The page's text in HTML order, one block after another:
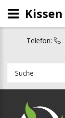
Telefon:
Kissen